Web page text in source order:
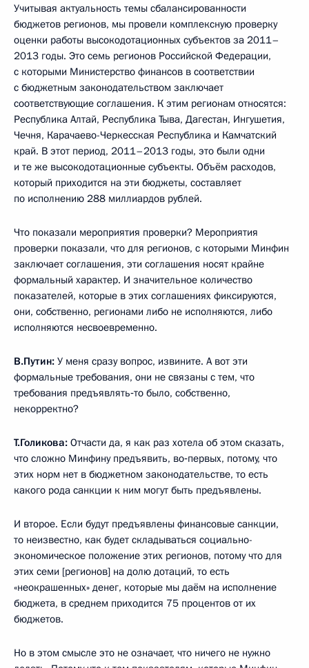
Учитывая актуальность темы сбалансированности
бюджетов регионов, мы провели комплексную проверку
оценки работы высокодотационных субъектов за 2011–
2013 годы. Это семь регионов Российской Федерации,
с которыми Министерство финансов в соответствии
с бюджетным законодательством заключает
соответствующие соглашения. К этим регионам относятся:
Республика Алтай, Республика Тыва, Дагестан, Ингушетия,
Чечня, Карачаево-Черкесская Республика и Камчатский
край. В этот период, 2011–2013 годы, это были одни
и те же высокодотационные субъекты. Объём расходов,
который приходится на эти бюджеты, составляет
по исполнению 288 миллиардов рублей.
Что показали мероприятия проверки? Мероприятия
проверки показали, что для регионов, с которыми Минфин
заключает соглашения, эти соглашения носят крайне
формальный характер. И значительное количество
показателей, которые в этих соглашениях фиксируются,
они, собственно, регионами либо не исполняются, либо
исполняются несвоевременно.
В.Путин: У меня сразу вопрос, извините. А вот эти
формальные требования, они не связаны с тем, что
требования предъявлять‑то было, собственно,
некорректно?
Т.Голикова: Отчасти да, я как раз хотела об этом сказать,
что сложно Минфину предъявить, во‑первых, потому, что
этих норм нет в бюджетном законодательстве, то есть
какого рода санкции к ним могут быть предъявлены.
И второе. Если будут предъявлены финансовые санкции,
то неизвестно, как будет складываться социально-
экономическое положение этих регионов, потому что для
этих семи [регионов] на долю дотаций, то есть
«неокрашенных» денег, которые мы даём на исполнение
бюджета, в среднем приходится 75 процентов от их
бюджетов.
Но в этом смысле это не означает, что ничего не нужно